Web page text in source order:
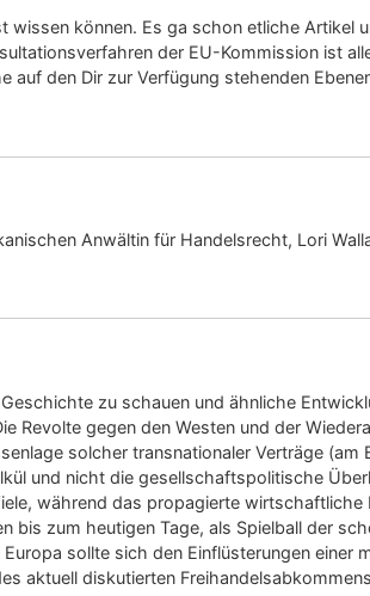
wissen können. Es ga schon etliche
der EU-Kommission ist
auf den Dir zur Verfügung stehenden
Anwältin für Handelsrecht, Lori
zu schauen und ähnliche
Revolte gegen den Westen und der
solcher transnationaler Verträge
und nicht die gesellschaftspolitische
während das propagierte
bis zum heutigen Tage, als Spielball der
sollte sich den Einflüsterungen
aktuell diskutierten